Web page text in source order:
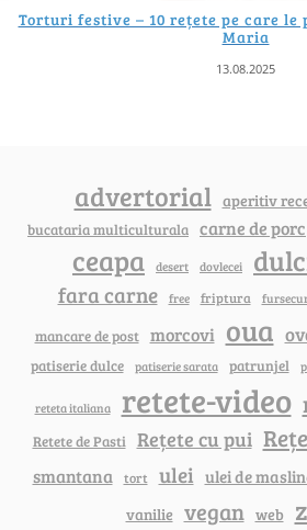
Torturi festive – 10 rețete pe care le
Maria
13.08.2025
advertorial aperitiv
bucataria multiculturala carne de porc
ceapa desert dovlecei
fara carne free friptura
mancare de post morcovi oua
patiserie dulce patiserie sarata patrunjel
reteta italiana retete-video
Retete de Pasti Rețete cu pui
smantana tort ulei ulei de
vanilie vegan web